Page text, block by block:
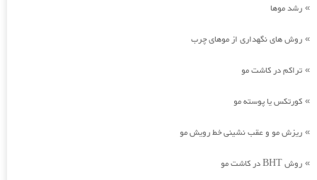
» رشد موها
» روش های نگهداری از موهای چرب
» تراکم در کاشت مو
» کورتکس یا پوسته مو
» ریزش مو و عقب نشینی خط رویش مو
» روش BHT در کاشت مو